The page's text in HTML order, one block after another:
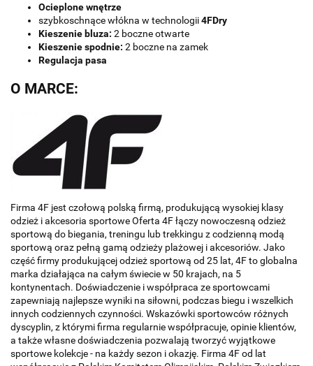
Ocieplone wnętrze
szybkoschnące włókna w technologii4FDry
Kieszenie bluza: 2 boczne otwarte
Kieszenie spodnie: 2 boczne na zamek
Regulacja pasa
O MARCE:
Firma 4F jest czołową polską firmą, produkującą wysokiej klasy
odzież i akcesoria sportowe Oferta 4F łączy nowoczesną odzież
sportową do biegania, treningu lub trekkingu z codzienną modą
sportową oraz pełną gamą odzieży plażowej i akcesoriów. Jako
część firmy produkującej odzież sportową od 25 lat, 4F to globalna
marka działająca na całym świecie w 50 krajach, na 5
kontynentach. Doświadczenie i współpraca ze sportowcami
zapewniają najlepsze wyniki na siłowni, podczas biegu i wszelkich
innych codziennych czynności. Wskazówki sportowców różnych
dyscyplin, z którymi firma regularnie współpracuje, opinie klientów,
a także własne doświadczenia pozwalają tworzyć wyjątkowe
sportowe kolekcje - na każdy sezon i okazję. Firma 4F od lat